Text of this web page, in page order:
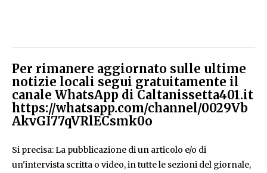
Per rimanere aggiornato sulle ultime
notizie locali segui gratuitamente il
canale WhatsApp di Caltanissetta401.it
https://whatsapp.com/channel/0029Vb
AkvGI77qVRlECsmk0o
Si precisa: La pubblicazione di un articolo e/o di
un'intervista scritta o video, in tutte le sezioni del giornale,